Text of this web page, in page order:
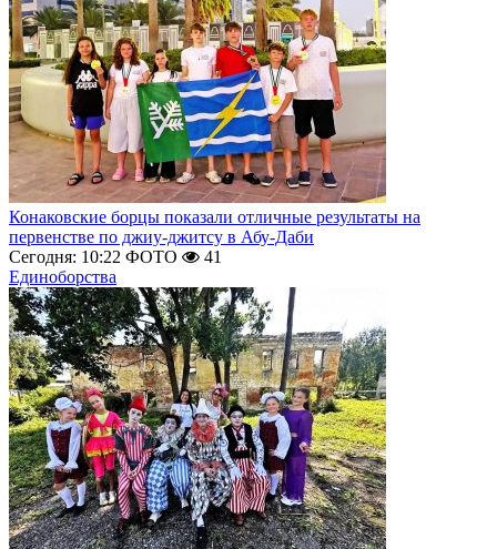
Конаковские борцы показали отличные результаты на
первенстве по джиу-джитсу в Абу-Даби
Сегодня: 10:22 ФОТО
41
Единоборства